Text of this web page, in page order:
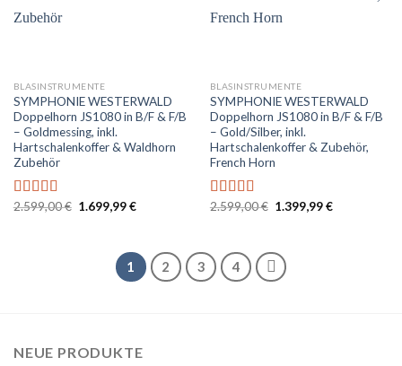
BLASINSTRUMENTE
SYMPHONIE WESTERWALD
Doppelhorn JS1080 in B/F & F/B
– Goldmessing, inkl.
Hartschalenkoffer & Waldhorn
Zubehör
Bewertet
2.599,00€ Ursprünglicher
1.699,99€Aktueller
BLASINSTRUMENTE
SYMPHONIE WESTERWALD
Doppelhorn JS1080 in B/F & F/B
– Gold/Silber, inkl.
Hartschalenkoffer & Zubehör,
French Horn
Bewertet
2.599,00€ Ursprünglicher
1.399,99€Aktueller
1 2 3 4
NEUE PRODUKTE